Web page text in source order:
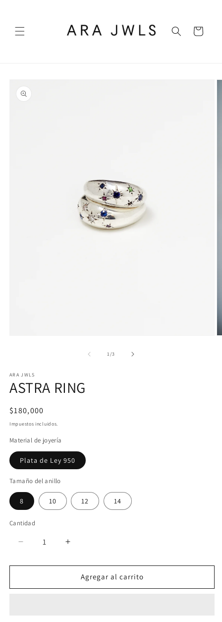
Carrito
a la
información
una
ventana
modal
1/de
3
ARA JWLS
ASTRA RING
Precio
habitual
$180,000
Impuestos incluidos.
Material de joyería
Plata de Ley 950
Tamaño del anillo
8 10 12 14
Cantidad
Reducir
para
RING
Aumentar
para
ASTRA
RING
Agregar al carrito